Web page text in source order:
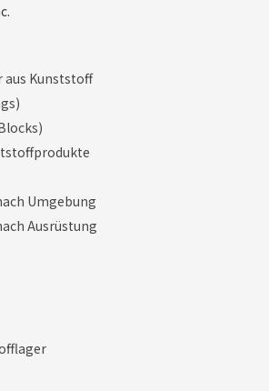
aus Kunststoff
Umgebung
Ausrüstung